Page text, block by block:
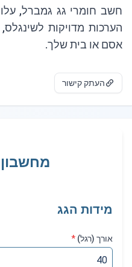
חשב חומרי גג גמברל,
הערכות מדויקות
אסם או בית שלך.
העתק קישור
מידות הגג
אורך (רגל)
*